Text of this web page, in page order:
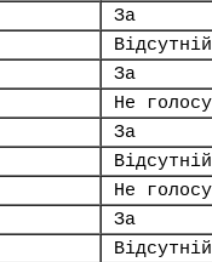
За
Відсутній
За
Не
За
Відсутній
Не
За
Відсутній